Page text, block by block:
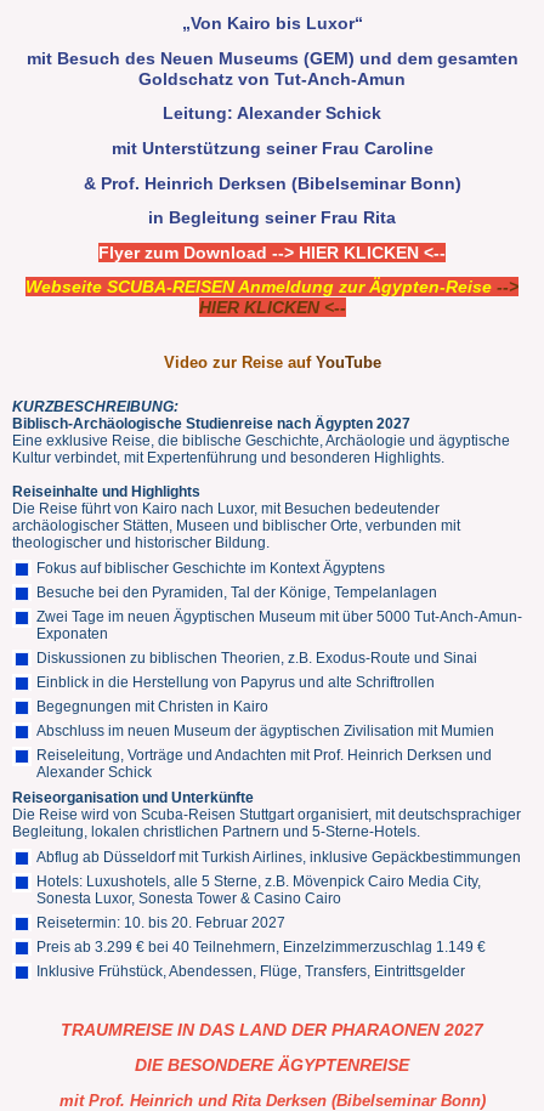
„Von Kairo bis Luxor“
mit Besuch des Neuen Museums (GEM) und dem gesamten
Goldschatz von Tut-Anch-Amun
Leitung: Alexander Schick
mit Unterstützung seiner Frau Caroline
& Prof. Heinrich Derksen (Bibelseminar Bonn)
in Begleitung seiner Frau Rita
Flyer zum Download --> HIER KLICKEN <--
Webseite SCUBA-REISEN Anmeldung zur Ägypten-Reise -->
HIER KLICKEN <--
Video zur Reise auf YouTube
KURZBESCHREIBUNG:
Biblisch-Archäologische Studienreise nach Ägypten 2027
Eine exklusive Reise, die biblische Geschichte, Archäologie und ägyptische
Kultur verbindet, mit Expertenführung und besonderen Highlights.
Reiseinhalte und Highlights
Die Reise führt von Kairo nach Luxor, mit Besuchen bedeutender
archäologischer Stätten, Museen und biblischer Orte, verbunden mit
theologischer und historischer Bildung.
Fokus auf biblischer Geschichte im Kontext Ägyptens
Besuche bei den Pyramiden, Tal der Könige, Tempelanlagen
Zwei Tage im neuen Ägyptischen Museum mit über 5000 Tut-Anch-Amun-
Exponaten
Diskussionen zu biblischen Theorien, z.B. Exodus-Route und Sinai
Einblick in die Herstellung von Papyrus und alte Schriftrollen
Begegnungen mit Christen in Kairo
Abschluss im neuen Museum der ägyptischen Zivilisation mit Mumien ​
Reiseleitung, Vorträge und Andachten mit Prof. Heinrich Derksen und
Alexander Schick
Reiseorganisation und Unterkünfte
Die Reise wird von Scuba-Reisen Stuttgart organisiert, mit deutschsprachiger
Begleitung, lokalen christlichen Partnern und 5-Sterne-Hotels.
Abflug ab Düsseldorf mit Turkish Airlines, inklusive Gepäckbestimmungen
Hotels: Luxushotels, alle 5 Sterne, z.B. Mövenpick Cairo Media City,
Sonesta Luxor, Sonesta Tower & Casino Cairo ​
Reisetermin: 10. bis 20. Februar 2027
Preis ab 3.299 € bei 40 Teilnehmern, Einzelzimmerzuschlag 1.149 € ​
Inklusive Frühstück, Abendessen, Flüge, Transfers, Eintrittsgelder
TRAUMREISE IN DAS LAND DER PHARAONEN 2027
DIE BESONDERE ÄGYPTENREISE
mit Prof. Heinrich und Rita Derksen (Bibelseminar Bonn)